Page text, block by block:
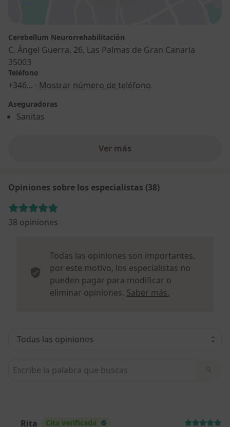
Cerebellum Neurorrehabilitación
C. Ángel Guerra, 26, Las Palmas de Gran Canaria
35003
Teléfono
+346... · Mostrar número de teléfono
Aseguradoras
Sanitas
Ver más
Opiniones sobre los especialistas (38)
38 opiniones
Todas las opiniones son importantes,
por este motivo, los especialistas no
pueden pagar para modificar o
eliminar opiniones. Saber más.
Busca en opiniones
Rita Cita verificada